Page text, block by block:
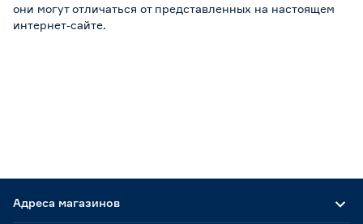
они могут отличаться от представленных на настоящем
интернет-сайте.
Адреса магазинов